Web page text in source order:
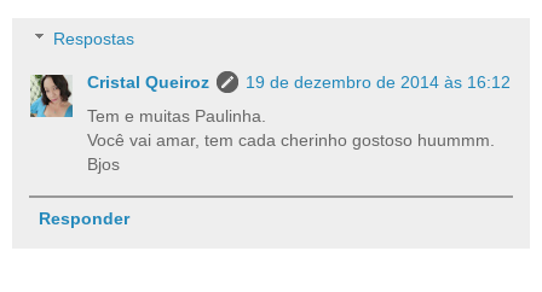
Respostas
Cristal Queiroz
19 de dezembro de 2014 às 16:12
Tem e muitas Paulinha.
Você vai amar, tem cada cherinho gostoso huummm.
Bjos
Responder